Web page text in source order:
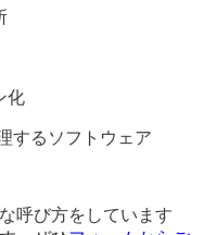
化
するソフトウェア
呼び方をしています